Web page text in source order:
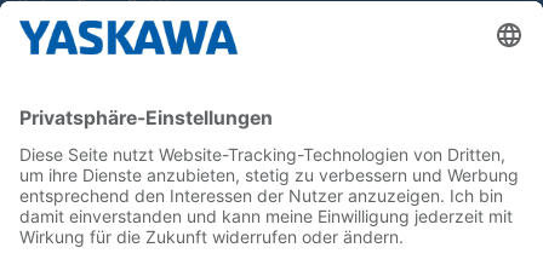
Yaskawa Europe GmbH
Karriere
Newsletter